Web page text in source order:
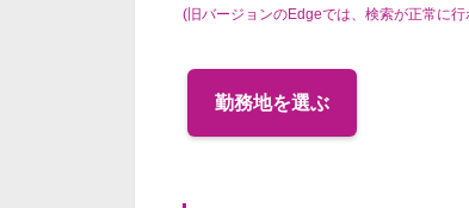
(旧バージョンのEdgeでは、検索が正常に
勤務地を選ぶ